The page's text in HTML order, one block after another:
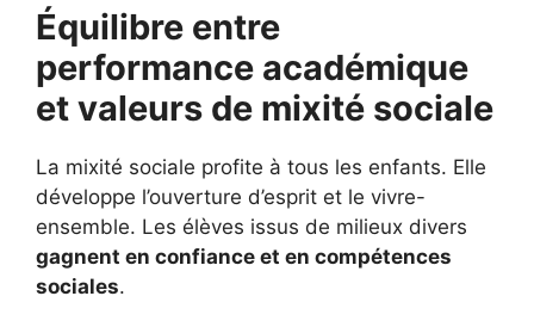
Équilibre entre
performance académique
et valeurs de mixité sociale
La mixité sociale profite à tous les enfants. Elle
développe l’ouverture d’esprit et le vivre-
ensemble. Les élèves issus de milieux divers
gagnent en confiance et en compétences
sociales.